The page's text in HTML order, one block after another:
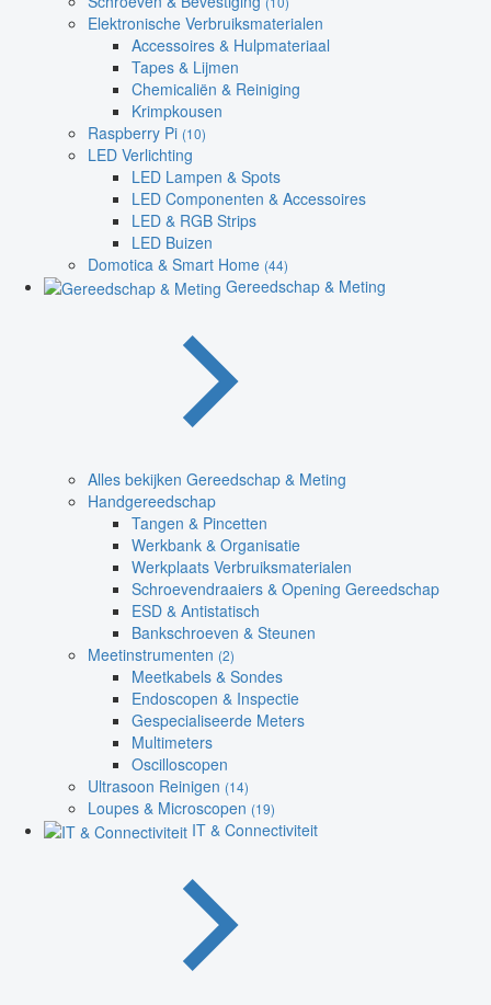
Elektronische Verbruiksmaterialen
Accessoires & Hulpmateriaal
Tapes & Lijmen
Chemicaliën & Reiniging
Krimpkousen
Raspberry Pi (10)
LED Verlichting
LED Lampen & Spots
LED Componenten & Accessoires
LED & RGB Strips
LED Buizen
Domotica & Smart Home (44)
Gereedschap & Meting
Alles bekijken Gereedschap & Meting
Handgereedschap
Tangen & Pincetten
Werkbank & Organisatie
Werkplaats Verbruiksmaterialen
Schroevendraaiers & Opening Gereedschap
ESD & Antistatisch
Bankschroeven & Steunen
Meetinstrumenten (2)
Meetkabels & Sondes
Endoscopen & Inspectie
Gespecialiseerde Meters
Multimeters
Oscilloscopen
Ultrasoon Reinigen (14)
Loupes & Microscopen (19)
IT & Connectiviteit